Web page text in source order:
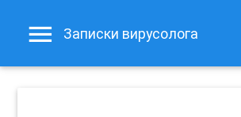
Записки вирусолога